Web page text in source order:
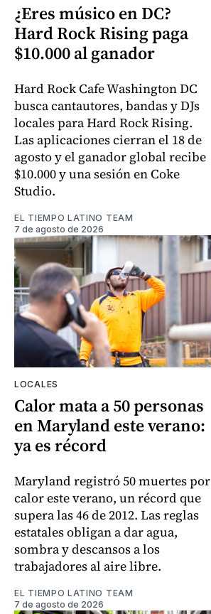
¿Eres músico en DC?
Hard Rock Rising paga
$10.000 al ganador
Hard Rock Cafe Washington DC
busca cantautores, bandas y DJs
locales para Hard Rock Rising.
Las aplicaciones cierran el 18 de
agosto y el ganador global recibe
$10.000 y una sesión en Coke
Studio.
EL TIEMPO LATINO TEAM
7 de agosto de 2026
LOCALES
Calor mata a 50 personas
en Maryland este verano:
ya es récord
Maryland registró 50 muertes por
calor este verano, un récord que
supera las 46 de 2012. Las reglas
estatales obligan a dar agua,
sombra y descansos a los
trabajadores al aire libre.
EL TIEMPO LATINO TEAM
7 de agosto de 2026